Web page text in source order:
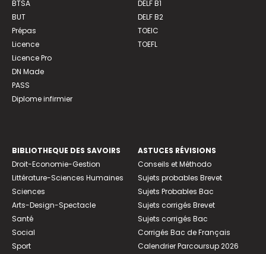
BTSA
BUT
Prépas
Licence
Licence Pro
DN Made
PASS
Diplome infirmier
DELF B1
DELF B2
TOEIC
TOEFL
BIBLIOTHEQUE DES SAVOIRS
Droit-Economie-Gestion
Littérature-Sciences Humaines
Sciences
Arts-Design-Spectacle
Santé
Social
Sport
ASTUCES RÉVISIONS
Conseils et Méthodo
Sujets probables Brevet
Sujets Probables Bac
Sujets corrigés Brevet
Sujets corrigés Bac
Corrigés Bac de Français
Calendrier Parcoursup 2026